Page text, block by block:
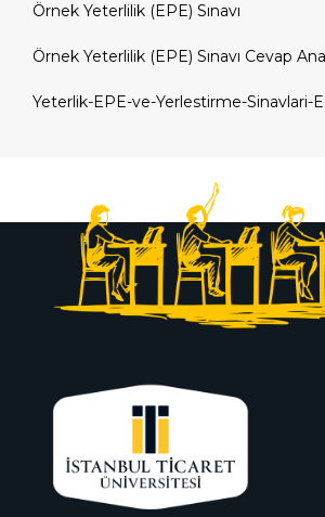
Örnek Yeterlilik (EPE) Sınavı
Örnek Yeterlilik (EPE) Sınavı Cevap
Yeterlik-EPE-ve-Yerlestirme-Sinavlari-